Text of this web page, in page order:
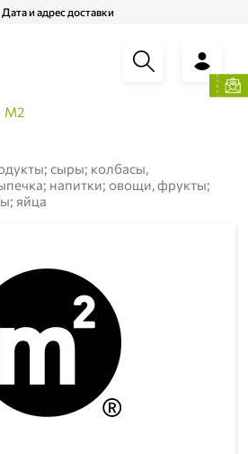
Дата и адрес доставки
М2
сыры; колбасы,
напитки; овощи, фрукты;
яйца